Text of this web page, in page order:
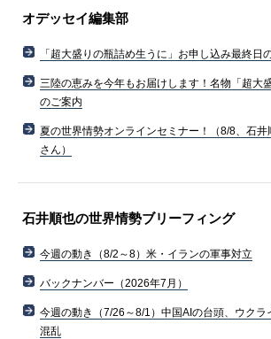
オデッセイ編集部
「超大盛りの瓶詰め生うに」お申し込み最終日
三陸の恵みを今年もお届けします！名物「超大
のご案内
夏の世界情勢オンラインセミナー！（8/8、石井
さん）
石井順也の世界情勢ブリーフィング
今週の動き（8/2～8）米・イランの軍事対立
バックナンバー（2026年7月）
今週の動き（7/26～8/1）中国AIの台頭、ウクラ
混乱